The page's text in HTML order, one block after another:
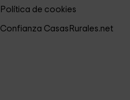
Política de cookies
Confianza CasasRurales.net